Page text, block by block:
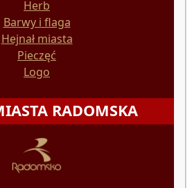
Herb
Barwy i flaga
Hejnał miasta
Pieczęć
Logo
RADOMSKA